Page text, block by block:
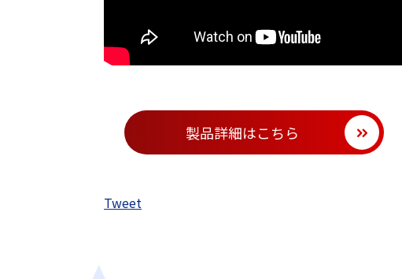
製品詳細はこちら
Tweet